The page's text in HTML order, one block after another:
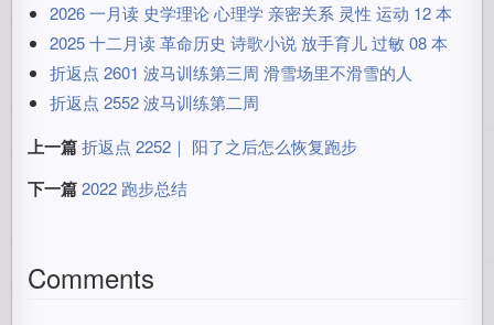
2026 一月读 史学理论 心理学 亲密关系 灵性 运动 12 本
2025 十二月读 革命历史 诗歌小说 放手育儿 过敏 08 本
折返点 2601 波马训练第三周 滑雪场里不滑雪的人
折返点 2552 波马训练第二周
上一篇 折返点 2252｜ 阳了之后怎么恢复跑步
下一篇 2022 跑步总结
Comments